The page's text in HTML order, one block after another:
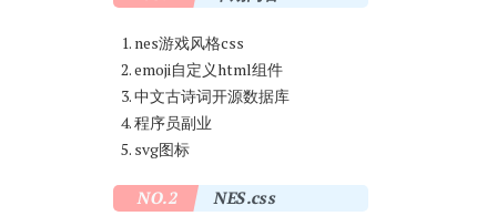
nes游戏风格css
emoji自定义html组件
中文古诗词开源数据库
程序员副业
svg图标
NO.2 NES.css